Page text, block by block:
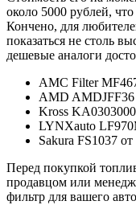
около 5000 рублей,
Кончено, для
показаться не столь
дешевые аналоги
AMC Filter
AMD AMDJFF36
Kross
LYNXauto
Sakura FS1037
Перед покупкой
продавцом или
фильтр для вашего